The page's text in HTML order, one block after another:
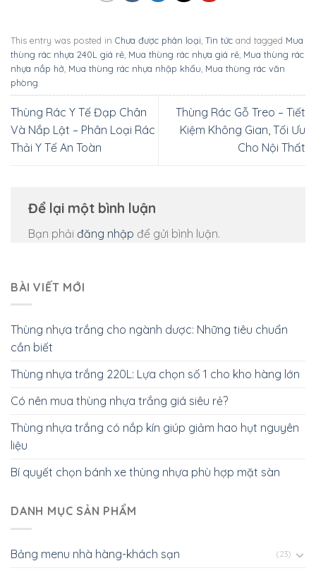
This entry was posted in Chưa được phân loại Tin tức and tagged Mua
thùng rác nhựa 240L giá rẻ Mua thùng rác nhựa giá rẻ Mua thùng rác
nhựa nắp hở Mua thùng rác nhựa nhập khẩu Mua thùng rác văn
phòng
Thùng Rác Y Tế Đạp Chân
Và Nắp Lật – Phân Loại Rác
Thải Y Tế An Toàn
Thùng Rác Gỗ Treo – Tiết
Kiệm Không Gian, Tối Ưu
Cho Nội Thất
Để lại một bình luận
Bạn phải đăng nhập để gửi bình luận.
BÀI VIẾT MỚI
Thùng nhựa trắng cho ngành dược: Những tiêu chuẩn
cần biết
Thùng nhựa trắng 220L: Lựa chọn số 1 cho kho hàng lớn
Có nên mua thùng nhựa trắng giá siêu rẻ?
Thùng nhựa trắng có nắp kín giúp giảm hao hụt nguyên
liệu
Bí quyết chọn bánh xe thùng nhựa phù hợp mặt sàn
DANH MỤC SẢN PHẨM
Bảng menu nhà hàng-khách sạn (23)